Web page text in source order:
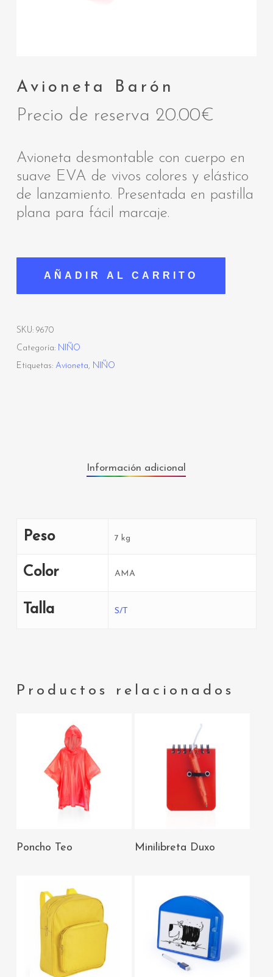
Avioneta Barón
Precio de reserva 20.00€
Avioneta desmontable con cuerpo en
suave EVA de vivos colores y elástico
de lanzamiento. Presentada en pastilla
plana para fácil marcaje.
AÑADIR AL CARRITO
SKU: 9670
Categoría: NIÑO
Etiquetas: Avioneta, NIÑO
Información adicional
Peso 7 kg
Color AMA
Talla S/T
Productos relacionados
AÑADIR AL
Poncho Teo
AÑADIR AL
Minilibreta Duxo